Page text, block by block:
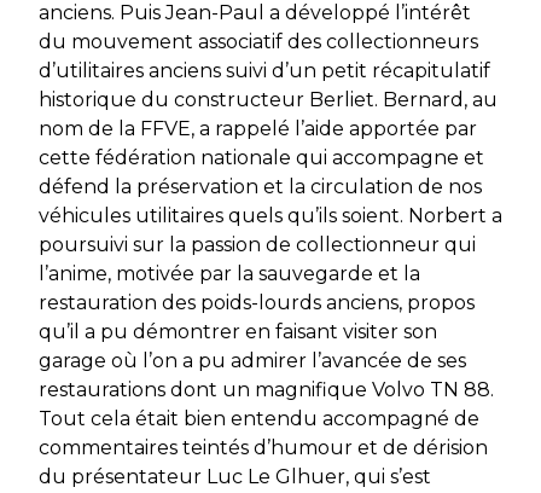
anciens. Puis Jean-Paul a développé l’intérêt
du mouvement associatif des collectionneurs
d’utilitaires anciens suivi d’un petit récapitulatif
historique du constructeur Berliet. Bernard, au
nom de la FFVE, a rappelé l’aide apportée par
cette fédération nationale qui accompagne et
défend la préservation et la circulation de nos
véhicules utilitaires quels qu’ils soient. Norbert a
poursuivi sur la passion de collectionneur qui
l’anime, motivée par la sauvegarde et la
restauration des poids-lourds anciens, propos
qu’il a pu démontrer en faisant visiter son
garage où l’on a pu admirer l’avancée de ses
restaurations dont un magnifique Volvo TN 88.
Tout cela était bien entendu accompagné de
commentaires teintés d’humour et de dérision
du présentateur Luc Le Glhuer, qui s’est